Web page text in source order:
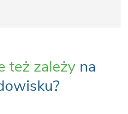
też zależyna